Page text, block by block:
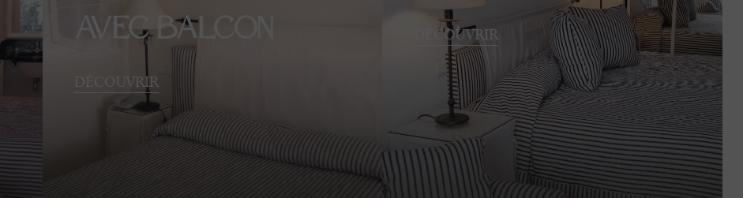
avec Balcon
DÉCOUVRIR
DÉCOUVRIR